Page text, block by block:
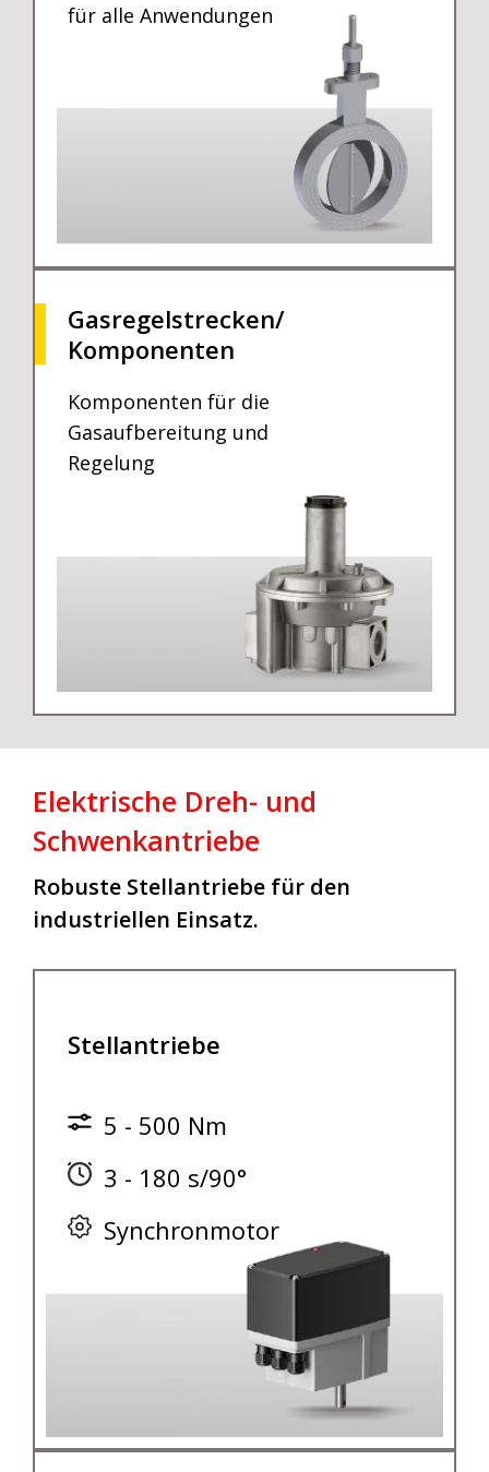
für alle Anwendungen
Gasregelstrecken/
Komponenten
Komponenten für die
Gasaufbereitung und
Regelung
Elektrische Dreh- und
Schwenkantriebe
Robuste Stellantriebe für den
industriellen Einsatz.
Stellantriebe
5 - 500 Nm
3 - 180 s/90°
Synchronmotor